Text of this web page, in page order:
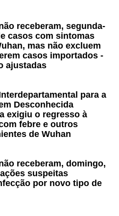
receberam, segunda-
casos com sintomas
mas não excluem
casos importados -
ajustadas
para a
Desconhecida
exigiu o regresso à
febre e outros
de Wuhan
receberam, domingo,
suspeitas
por novo tipo de